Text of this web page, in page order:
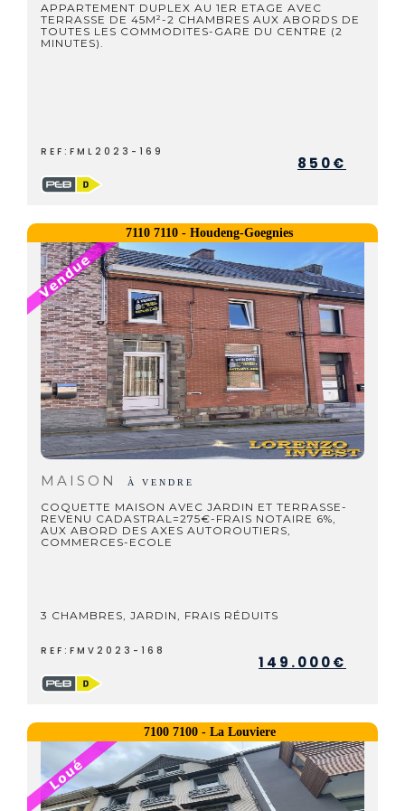
APPARTEMENT DUPLEX AU 1ER ETAGE AVEC
TERRASSE DE 45M²-2 CHAMBRES AUX ABORDS DE
TOUTES LES COMMODITES-GARE DU CENTRE (2
MINUTES).
REF:FML2023-169
850€
7110 7110 - Houdeng-Goegnies
MAISON À VENDRE
COQUETTE MAISON AVEC JARDIN ET TERRASSE-
REVENU CADASTRAL=275€-FRAIS NOTAIRE 6%,
AUX ABORD DES AXES AUTOROUTIERS,
COMMERCES-ECOLE
3 CHAMBRES, JARDIN, FRAIS RÉDUITS
REF:FMV2023-168
149.000€
7100 7100 - La Louviere